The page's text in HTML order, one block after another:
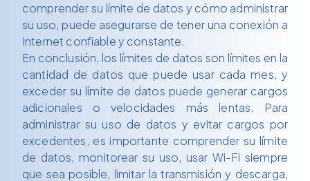
comprender su límite de datos y cómo administrar
su uso, puede asegurarse de tener una conexión a
Internet confiable y constante.
En conclusión, los límites de datos son límites en la
cantidad de datos que puede usar cada mes, y
exceder su límite de datos puede generar cargos
adicionales o velocidades más lentas. Para
administrar su uso de datos y evitar cargos por
excedentes, es importante comprender su límite
de datos, monitorear su uso, usar Wi-Fi siempre
que sea posible, limitar la transmisión y descarga,